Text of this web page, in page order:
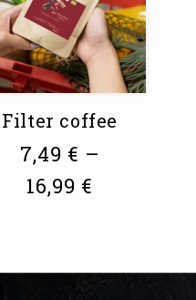
Filter coffee
7,49 € –
16,99 €